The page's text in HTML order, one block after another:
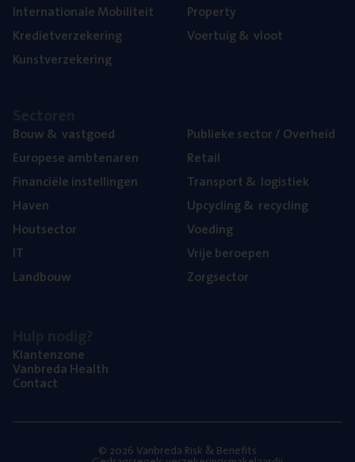
Inter­na­ti­o­na­le Mobiliteit
Kre­diet­ver­ze­ke­ring
Kunst­ver­ze­ke­ring
Pro­per­ty
Voer­tuig& vloot
Bouw& vastgoed
Euro­pe­se ambtenaren
Finan­ci­ë­le instellingen
Haven
Hout­sec­tor
IT
Land­bouw
Publie­ke sec­tor / Overheid
Retail
Trans­port& logistiek
Upcy­cling& recycling
Voe­ding
Vrije beroe­pen
Zorg­sec­tor
Klan­ten­zo­ne
Van­b­re­da Health
Con­tact
© 2026 Vanbreda Risk & Benefits